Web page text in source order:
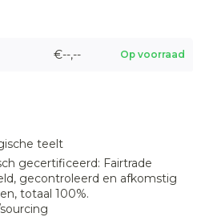
€--,-- Op voorraad
teelt
gecertificeerd: Fairtrade
gecontroleerd en afkomstig
totaal 100%.